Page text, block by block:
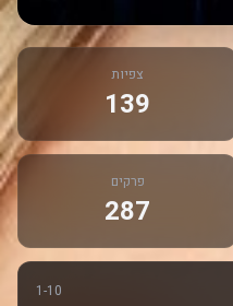
צפיות
139
פרקים
287
1-10